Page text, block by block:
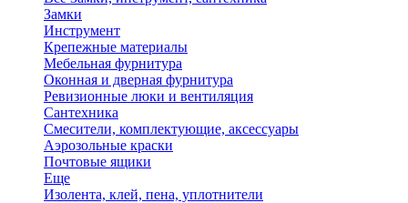
Замки
Инструмент
Крепежные материалы
Мебельная фурнитура
Оконная и дверная фурнитура
Ревизионные люки и вентиляция
Сантехника
Смесители, комплектующие, аксессуары
Аэрозольные краски
Почтовые ящики
Еще
Изолента, клей, пена, уплотнители